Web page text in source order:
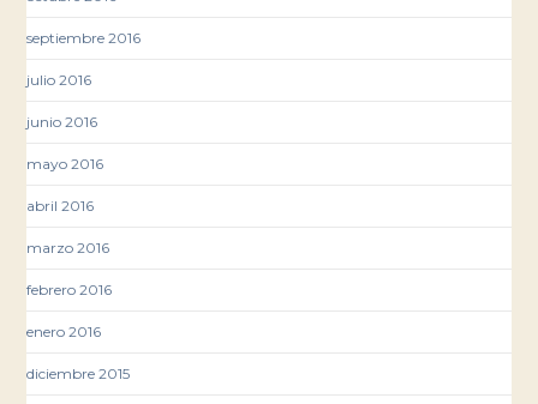
septiembre 2016
julio 2016
junio 2016
mayo 2016
abril 2016
marzo 2016
febrero 2016
enero 2016
diciembre 2015